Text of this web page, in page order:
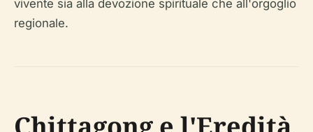
vivente sia alla devozione spirituale che all'orgoglio
regionale.